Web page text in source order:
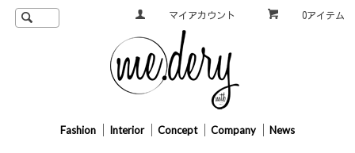
0アイテム
マイアカウント
Fashion Interior Concept Company News